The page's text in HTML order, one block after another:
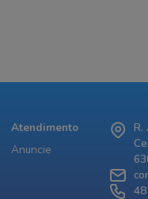
Atendimento
Anuncie
R.